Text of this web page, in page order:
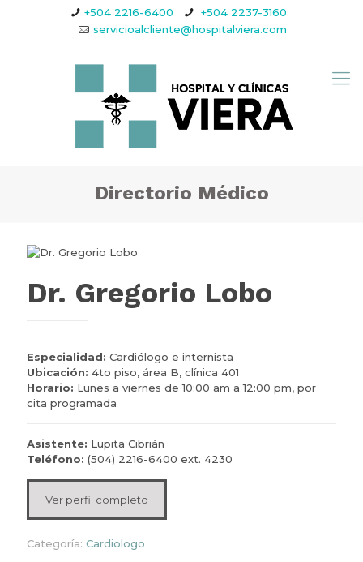
+504 2216-6400
+504 2237-3160
servicioalcliente@hospitalviera.com
Directorio Médico
Dr. Gregorio Lobo
Especialidad: Cardiólogo e internista
Ubicación: 4to piso, área B, clínica 401
Horario: Lunes a viernes de 10:00 am a 12:00 pm, por
cita programada
Asistente: Lupita Cibrián
Teléfono: (504) 2216-6400 ext. 4230
Ver perfil completo
Categoría: Cardiologo